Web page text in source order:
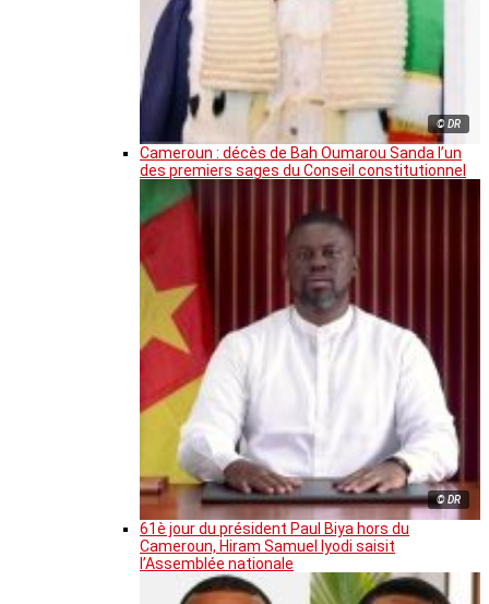
© DR
Cameroun : décès de Bah Oumarou Sanda l’un
des premiers sages du Conseil constitutionnel
© DR
61è jour du président Paul Biya hors du
Cameroun, Hiram Samuel Iyodi saisit
l’Assemblée nationale